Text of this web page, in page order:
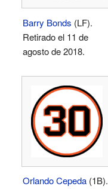
Barry Bonds (LF).
Retirado el 11 de
agosto de 2018.
Orlando Cepeda (1B).